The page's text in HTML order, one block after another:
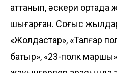
аттанып, әскери ортада
шығарған. Соғыс
«Жолдастар», «Талғар
батыр», «23-полк маршы»